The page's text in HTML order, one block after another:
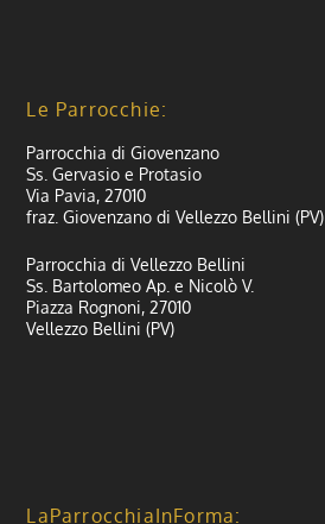
Le Parrocchie:
Parrocchia di Giovenzano
Ss. Gervasio e Protasio
Via Pavia, 27010
fraz. Giovenzano di Vellezzo Bellini (PV)
Parrocchia di Vellezzo Bellini
Ss. Bartolomeo Ap. e Nicolò V.
Piazza Rognoni, 27010
Vellezzo Bellini (PV)
LaParrocchiaInForma: